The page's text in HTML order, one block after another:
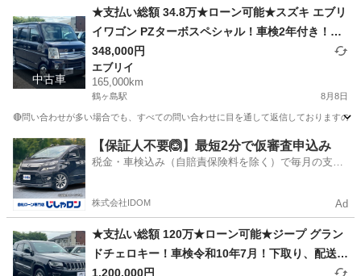
鶴ヶ島駅 タント
中古車
★支払い総額 34.8万★ローン可能★スズキ エブリ
イワゴン PZターボスペシャル！車検2年付き！下
取り、配送可能！
348,000円
エブリイ
165,000km
鶴ヶ島駅 8月8日
🔴問い合わせが多い場合でも、すべての問い合わせに目を通して返信しております
埼玉 川越市 鶴ヶ島駅 エブリイ 車両
【保証人不要🙆】最短2分で仮審査申込み
税金・車検込み（自賠責保険料を除く）で毎月の支払
株式会社IDOM Ad
★支払い総額 120万★ローン可能★ジープ グラン
ドチェロキー！車検令和10年7月！下取り、配送可
能！
1,200,000円